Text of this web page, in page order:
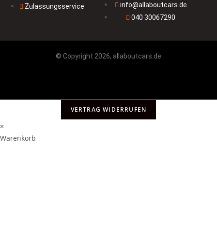
Zulassungsservice
info@allaboutcars.de
040 30067290
© Copyright 2026, allaboutcars.de
VERTRAG WIDERRUFEN
×
Warenkorb